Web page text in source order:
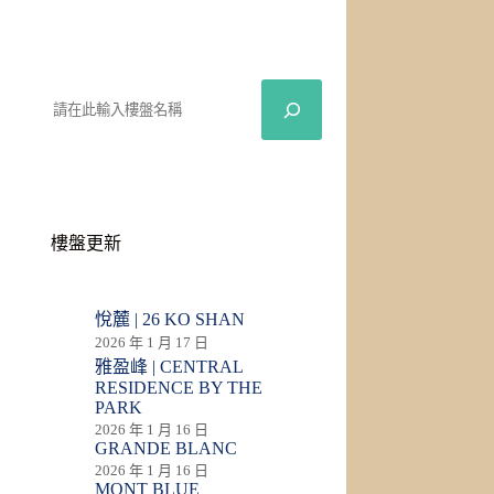
樓盤更新
悅麓 | 26 KO SHAN
2026 年 1 月 17 日
雅盈峰 | CENTRAL
RESIDENCE BY THE
PARK
2026 年 1 月 16 日
GRANDE BLANC
2026 年 1 月 16 日
MONT BLUE